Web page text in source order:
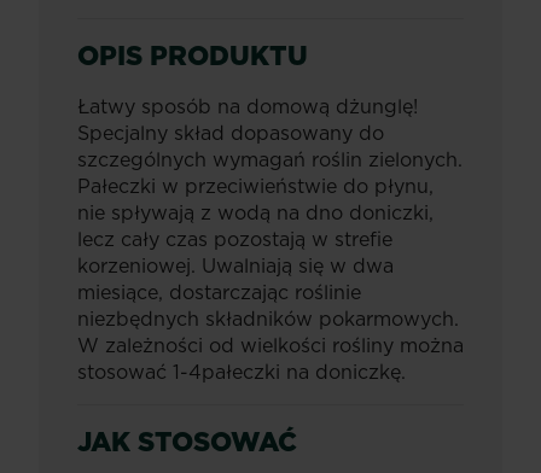
OPIS PRODUKTU
Łatwy sposób na domową dżunglę!
Specjalny skład dopasowany do
szczególnych wymagań roślin zielonych.
Pałeczki w przeciwieństwie do płynu,
nie spływają z wodą na dno doniczki,
lecz cały czas pozostają w strefie
korzeniowej. Uwalniają się w dwa
miesiące, dostarczając roślinie
niezbędnych składników pokarmowych.
W zależności od wielkości rośliny można
stosować 1-4pałeczki na doniczkę.
JAK STOSOWAĆ